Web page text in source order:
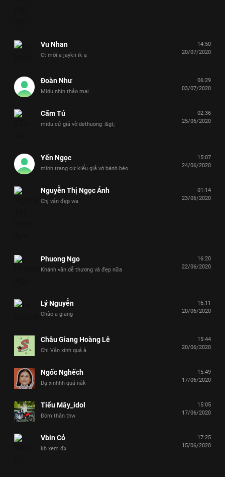
Vu Nhan
Ct mời a jaykii ik ạ
14:50
20/07/2020
Đoàn Như
Midu nhìn thảo mai
06:29
03/07/2020
Cẩm Tú
midu cứ giả vờ dethuong :&gt;
02:36
25/06/2020
Yến Ngọc
minh trang cứ kiểu giả vờ bánh bèo
15:07
24/06/2020
Nguyễn Thị Ngọc Ánh
Chj vân đẹp wa
01:14
23/06/2020
Phuong Ngo
Khánh vân dễ thương và đẹp nữa
16:20
22/06/2020
Lý Nguyễn
Chào a giang
16:11
20/06/2020
Châu Giang Hoàng Lê
Chị Vân xinh quá à
15:44
20/06/2020
Ngốc Nghếch
Dạ xinhhh quá nàk
15:49
17/06/2020
Tiểu Mây_idol
Đóm thân thw
15:05
17/06/2020
Vbin Cỏ
kh xem đx
17:25
15/06/2020